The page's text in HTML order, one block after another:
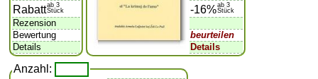
Rabattab 3
Stück
Rezension
Bewertung
Details
-16%ab 3
Stück
beurteilen
Details
Anzahl: